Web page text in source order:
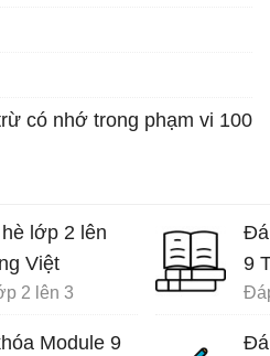
có nhớ trong phạm vi 100
lớp 2 lên
Việt
2 lên 3
Module 9
9